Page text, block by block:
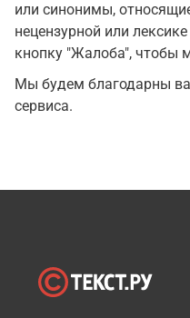
или синонимы,
нецензурной или
кнопку "Жалоба", чтобы
Мы будем благодарны
сервиса.